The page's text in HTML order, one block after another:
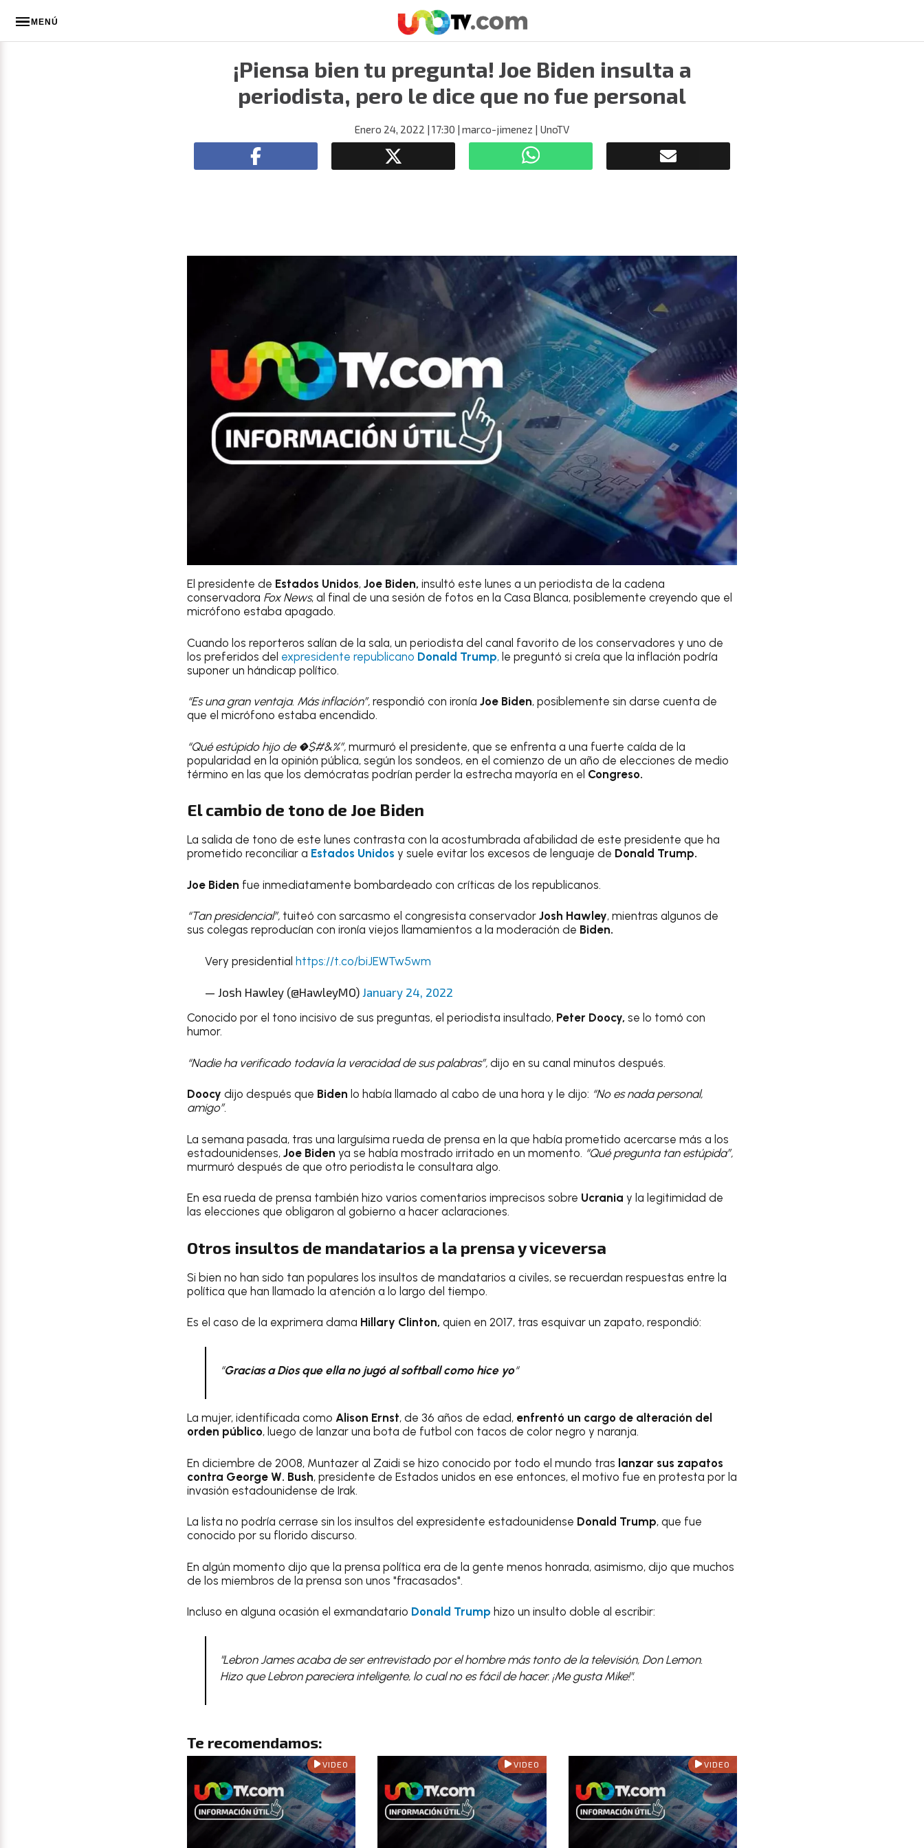
MENÚ
¡Piensa bien tu pregunta! Joe Biden insulta a
periodista, pero le dice que no fue personal
Enero 24, 2022 | 17:30 | marco-jimenez | UnoTV
El presidente de Estados Unidos, Joe Biden, insultó este lunes a un periodista de la cadena
conservadora Fox News, al final de una sesión de fotos en la Casa Blanca, posiblemente creyendo que el
micrófono estaba apagado.
Cuando los reporteros salían de la sala, un periodista del canal favorito de los conservadores y uno de
los preferidos del expresidente republicano Donald Trump, le preguntó si creía que la inflación podría
suponer un hándicap político.
“Es una gran ventaja. Más inflación”, respondió con ironía Joe Biden, posiblemente sin darse cuenta de
que el micrófono estaba encendido.
“Qué estúpido hijo de �$#&%”, murmuró el presidente, que se enfrenta a una fuerte caída de la
popularidad en la opinión pública, según los sondeos, en el comienzo de un año de elecciones de medio
término en las que los demócratas podrían perder la estrecha mayoría en el Congreso.
El cambio de tono de Joe Biden
La salida de tono de este lunes contrasta con la acostumbrada afabilidad de este presidente que ha
prometido reconciliar a Estados Unidos y suele evitar los excesos de lenguaje de Donald Trump.
Joe Biden fue inmediatamente bombardeado con críticas de los republicanos.
“Tan presidencial”, tuiteó con sarcasmo el congresista conservador Josh Hawley, mientras algunos de
sus colegas reproducían con ironía viejos llamamientos a la moderación de Biden.
Very presidential https://t.co/biJEWTw5wm
— Josh Hawley (@HawleyMO) January 24, 2022
Conocido por el tono incisivo de sus preguntas, el periodista insultado, Peter Doocy, se lo tomó con
humor.
“Nadie ha verificado todavía la veracidad de sus palabras”, dijo en su canal minutos después.
Doocy dijo después que Biden lo había llamado al cabo de una hora y le dijo: “No es nada personal,
amigo”.
La semana pasada, tras una larguísima rueda de prensa en la que había prometido acercarse más a los
estadounidenses, Joe Biden ya se había mostrado irritado en un momento. “Qué pregunta tan estúpida”,
murmuró después de que otro periodista le consultara algo.
En esa rueda de prensa también hizo varios comentarios imprecisos sobre Ucrania y la legitimidad de
las elecciones que obligaron al gobierno a hacer aclaraciones.
Otros insultos de mandatarios a la prensa y viceversa
Si bien no han sido tan populares los insultos de mandatarios a civiles, se recuerdan respuestas entre la
política que han llamado la atención a lo largo del tiempo.
Es el caso de la exprimera dama Hillary Clinton, quien en 2017, tras esquivar un zapato, respondió:
“Gracias a Dios que ella no jugó al softball como hice yo“
La mujer, identificada como Alison Ernst, de 36 años de edad, enfrentó un cargo de alteración del
orden público, luego de lanzar una bota de futbol con tacos de color negro y naranja.
En diciembre de 2008, Muntazer al Zaidi se hizo conocido por todo el mundo tras lanzar sus zapatos
contra George W. Bush, presidente de Estados unidos en ese entonces, el motivo fue en protesta por la
invasión estadounidense de Irak.
La lista no podría cerrase sin los insultos del expresidente estadounidense Donald Trump, que fue
conocido por su florido discurso.
En algún momento dijo que la prensa política era de la gente menos honrada, asimismo, dijo que muchos
de los miembros de la prensa son unos "fracasados".
Incluso en alguna ocasión el exmandatario Donald Trump hizo un insulto doble al escribir:
"Lebron James acaba de ser entrevistado por el hombre más tonto de la televisión, Don Lemon.
Hizo que Lebron pareciera inteligente, lo cual no es fácil de hacer. ¡Me gusta Mike!".
Te recomendamos:
VIDEO VIDEO VIDEO